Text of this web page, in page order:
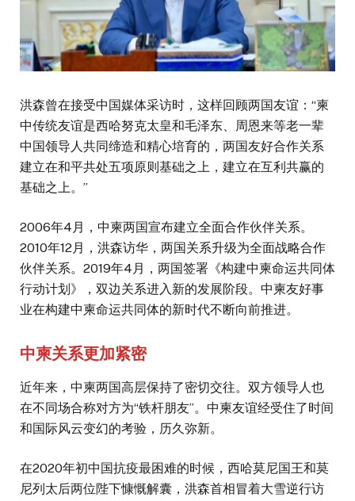
洪森曾在接受中国媒体采访时，这样回顾两国友谊：“柬
中传统友谊是西哈努克太皇和毛泽东、周恩来等老一辈
中国领导人共同缔造和精心培育的，两国友好合作关系
建立在和平共处五项原则基础之上，建立在互利共赢的
基础之上。”
2006年4月，中柬两国宣布建立全面合作伙伴关系。
2010年12月，洪森访华，两国关系升级为全面战略合作
伙伴关系。2019年4月，两国签署《构建中柬命运共同体
行动计划》，双边关系进入新的发展阶段。中柬友好事
业在构建中柬命运共同体的新时代不断向前推进。
中柬关系更加紧密
近年来，中柬两国高层保持了密切交往。双方领导人也
在不同场合称对方为“铁杆朋友”。中柬友谊经受住了时间
和国际风云变幻的考验，历久弥新。
在2020年初中国抗疫最困难的时候，西哈莫尼国王和莫
尼列太后两位陛下慷慨解囊，洪森首相冒着大雪逆行访